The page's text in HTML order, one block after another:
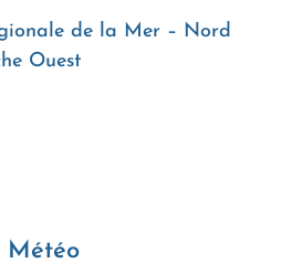
de la Mer – Nord
Ouest
Météo